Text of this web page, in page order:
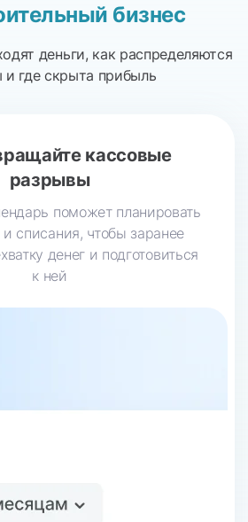
бизнес
деньги, как распределяются
и где скрыта прибыль
кассовые
разрывы
поможет планировать
и списания, чтобы заранее
денег и подготовиться
к ней